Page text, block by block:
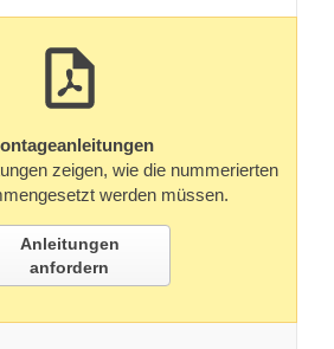
zeigen, wie die nummerierten
werden müssen.
Anleitungen
anfordern